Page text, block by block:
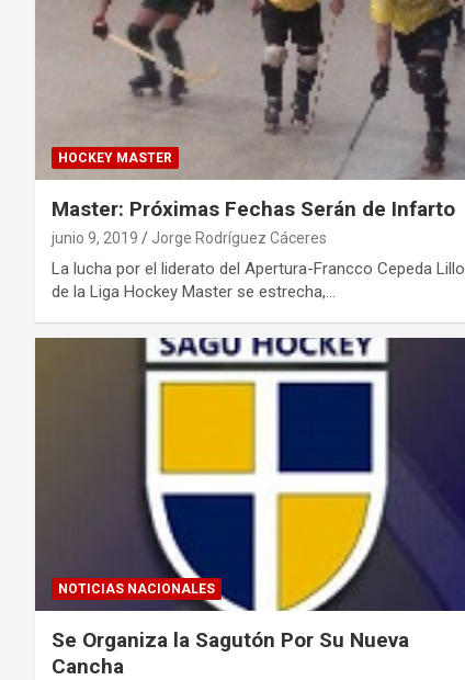
HOCKEY MASTER
Master: Próximas Fechas Serán de Infarto
junio 9, 2019 Jorge Rodríguez Cáceres
La lucha por el liderato del Apertura-Francco Cepeda Lillo
de la Liga Hockey Master se estrecha,…
NOTICIAS NACIONALES
Se Organiza la Sagutón Por Su Nueva
Cancha